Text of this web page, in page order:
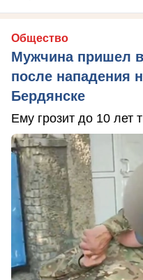
Общество
Мужчина пришел
после нападения
Бердянске
Ему грозит до 10 лет